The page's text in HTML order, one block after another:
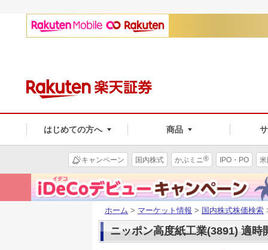
はじめての方へ 商品
キャンペーン 国内株式 かぶミニ® IPO・PO
ホーム > マーケット情報 > 国内株式株価検索
ニッポン高度紙工業(3891) 適時